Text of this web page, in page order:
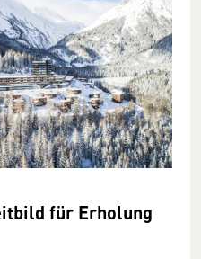
für Erholung